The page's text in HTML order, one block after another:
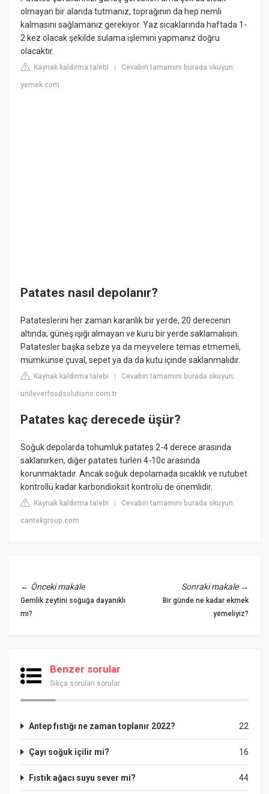
olmayan bir alanda tutmanız, toprağının da hep nemli
kalmasını sağlamanız gerekiyor. Yaz sıcaklarında haftada 1-
2 kez olacak şekilde sulama işlemini yapmanız doğru
olacaktır.
Kaynak kaldırma talebi |Cevabın tamamını burada okuyun:
yemek.com
Patates nasıl depolanır?
Patateslerini her zaman karanlık bir yerde, 20 derecenin
altında, güneş ışığı almayan ve kuru bir yerde saklamalısın.
Patatesler başka sebze ya da meyvelere temas etmemeli,
mümkünse çuval, sepet ya da da kutu içinde saklanmalıdır.
Kaynak kaldırma talebi |Cevabın tamamını burada okuyun:
unileverfoodsolutions.com.tr
Patates kaç derecede üşür?
Soğuk depolarda tohumluk patates 2-4 derece arasında
saklanırken, diğer patates türleri 4-10c arasında
korunmaktadır. Ancak soğuk depolamada sıcaklık ve rutubet
kontrollü kadar karbondioksit kontrolü de önemlidir.
Kaynak kaldırma talebi |Cevabın tamamını burada okuyun:
cantekgroup.com
← Önceki makale
Gemlik zeytini soğuğa dayanıklı
mı?
Sonraki makale→
Bir günde ne kadar ekmek
yemeliyiz?
Benzer sorular
Sıkça sorulan sorular
22
Antep fıstığı ne zaman toplanır 2022?
16
Çayı soğuk içilir mi?
44
Fıstık ağacı suyu sever mi?